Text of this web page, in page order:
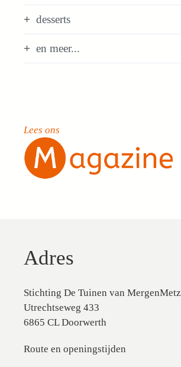
desserts
en meer...
Lees ons
Adres
Stichting De Tuinen van MergenMetz
Utrechtseweg 433
6865 CL Doorwerth
Route en openingstijden